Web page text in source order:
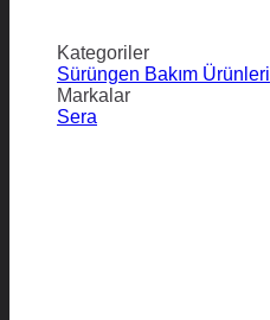
Kategoriler
Sürüngen Bakım Ürünleri
Markalar
Sera